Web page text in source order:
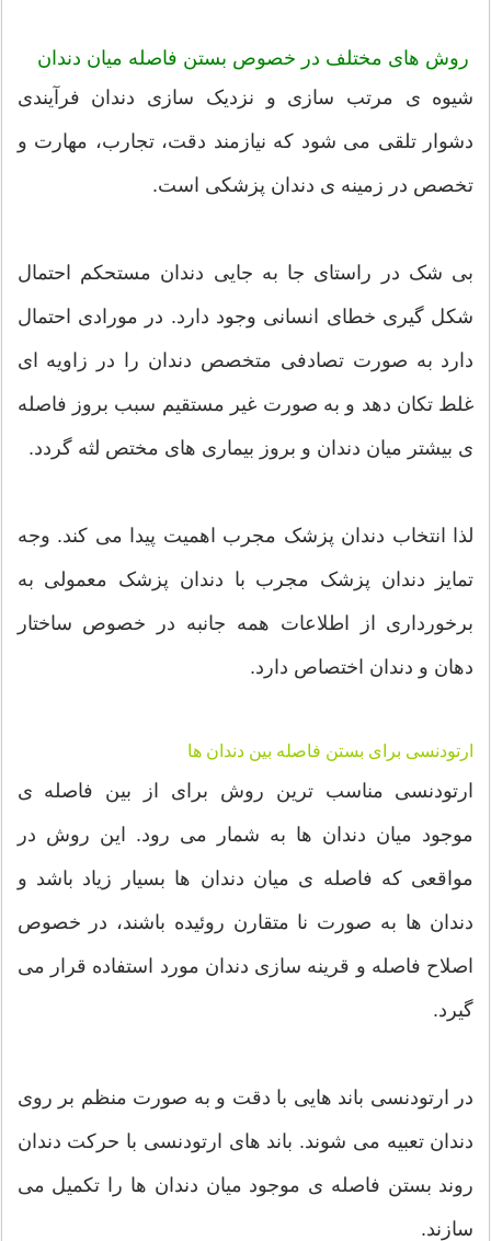
روش های مختلف در خصوص بستن فاصله میان دندان
شیوه ی مرتب سازی و نزدیک سازی دندان فرآیندی
دشوار تلقی می شود که نیازمند دقت، تجارب، مهارت و
تخصص در زمینه ی دندان پزشکی است.
بی شک در راستای جا به جایی دندان مستحکم احتمال
شکل گیری خطای انسانی وجود دارد. در مورادی احتمال
دارد به صورت تصادفی متخصص دندان را در زاویه ای
غلط تکان دهد و به صورت غیر مستقیم سبب بروز فاصله
ی بیشتر میان دندان و بروز بیماری های مختص لثه گردد.
لذا انتخاب دندان پزشک مجرب اهمیت پیدا می کند. وجه
تمایز دندان پزشک مجرب با دندان پزشک معمولی به
برخورداری از اطلاعات همه جانبه در خصوص ساختار
دهان و دندان اختصاص دارد.
ارتودنسی برای بستن فاصله بین دندان ها
ارتودنسی مناسب ترین روش برای از بین فاصله ی
موجود میان دندان ها به شمار می رود. این روش در
مواقعی که فاصله ی میان دندان ها بسیار زیاد باشد و
دندان ها به صورت نا متقارن روئیده باشند، در خصوص
اصلاح فاصله و قرینه سازی دندان مورد استفاده قرار می
گیرد.
در ارتودنسی باند هایی با دقت و به صورت منظم بر روی
دندان تعبیه می شوند. باند های ارتودنسی با حرکت دندان
روند بستن فاصله ی موجود میان دندان ها را تکمیل می
سازند.